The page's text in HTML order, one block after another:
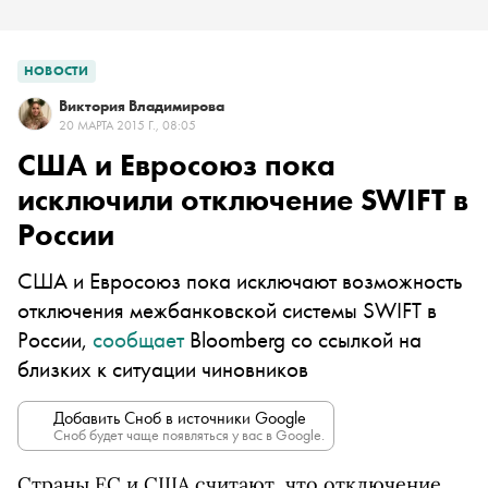
НОВОСТИ
Виктория Владимирова
20 МАРТА 2015 Г., 08:05
США и Евросоюз пока
исключили отключение SWIFT в
России
США и Евросоюз пока исключают возможность
отключения межбанковской системы SWIFT в
России, сообщаетBloomberg со ссылкой на
близких к ситуации чиновников
Добавить Сноб в источники Google
Сноб будет чаще появляться у вас в Google.